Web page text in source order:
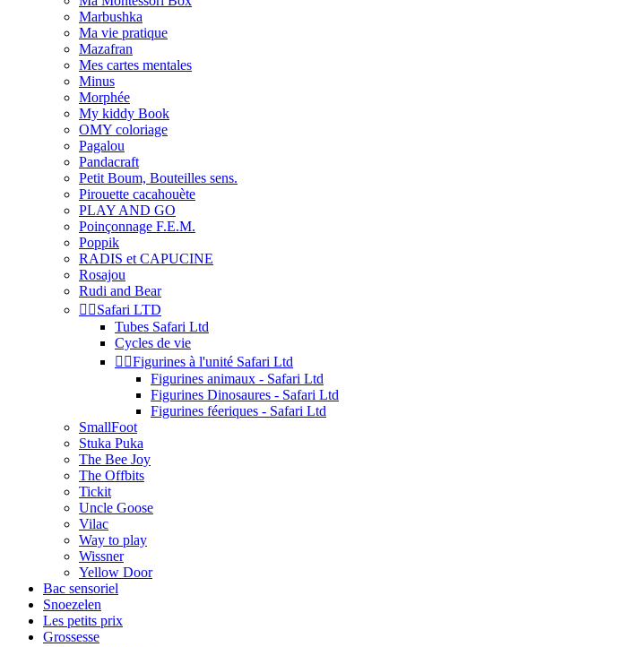
Marbushka
Ma vie pratique
Mazafran
Mes cartes mentales
Minus
Morphée
My kiddy Book
OMY coloriage
Pagalou
Pandacraft
Petit Boum, Bouteilles sens.
Pirouette cacahouète
PLAY AND GO
Poinçonnage F.E.M.
Poppik
RADIS et CAPUCINE
Rosajou
Rudi and Bear
 Safari LTD
Tubes Safari Ltd
Cycles de vie
 Figurines à l'unité Safari Ltd
Figurines animaux - Safari Ltd
Figurines Dinosaures - Safari Ltd
Figurines féeriques - Safari Ltd
SmallFoot
Stuka Puka
The Bee Joy
The Offbits
Tickit
Uncle Goose
Vilac
Way to play
Wissner
Yellow Door
Bac sensoriel
Snoezelen
Les petits prix
Grossesse